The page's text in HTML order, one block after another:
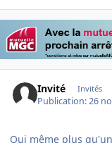
Invité Invités
Publication:26
Oui même plus